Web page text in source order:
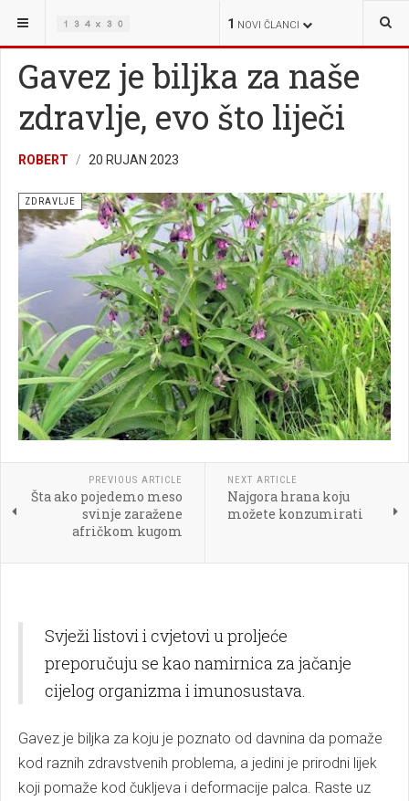
1 NOVI ČLANCI
NALAZITE SE OVDJE: ZDRAVLJE
Gavez je biljka za naše
zdravlje, evo što liječi
ROBERT 20 RUJAN 2023
ZDRAVLJE
PREVIOUS ARTICLE
Šta ako pojedemo meso
svinje zaražene
afričkom kugom
NEXT ARTICLE
Najgora hrana koju
možete konzumirati
Svježi listovi i cvjetovi u proljeće
preporučuju se kao namirnica za jačanje
cijelog organizma i imunosustava.
Gavez je biljka za koju je poznato od davnina da pomaže
kod raznih zdravstvenih problema, a jedini je prirodni lijek
koji pomaže kod čukljeva i deformacije palca. Raste uz